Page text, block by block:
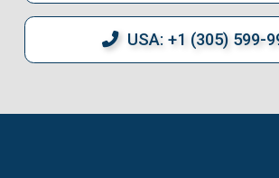
USA: +1 (305) 599-